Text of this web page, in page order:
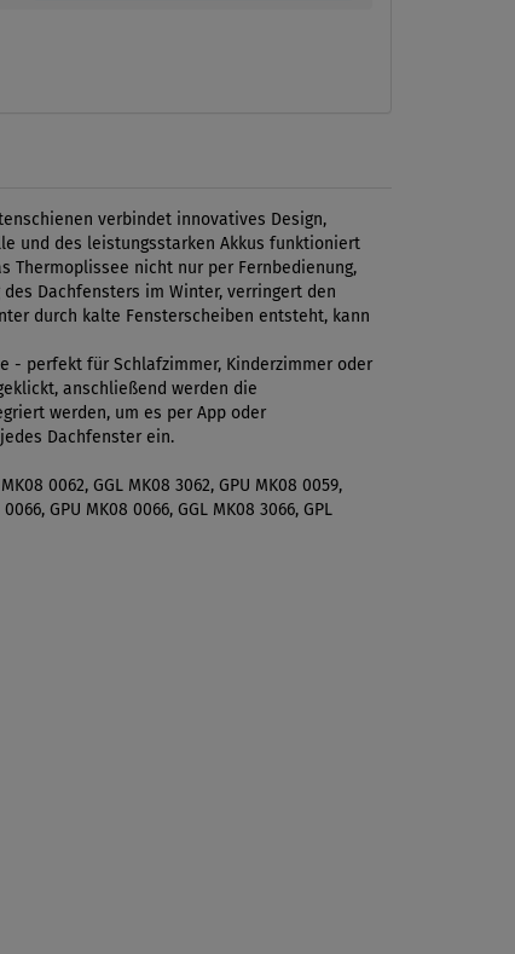
verbindet innovatives Design,
und des leistungsstarken Akkus funktioniert
Thermoplissee nicht nur per Fernbedienung,
Dachfensters im Winter, verringert den
durch kalte Fensterscheiben entsteht, kann
- perfekt für Schlafzimmer, Kinderzimmer oder
anschließend werden die
werden, um es per App oder
Dachfenster ein.
0062, GGL MK08 3062, GPU MK08 0059,
GPU MK08 0066, GGL MK08 3066, GPL